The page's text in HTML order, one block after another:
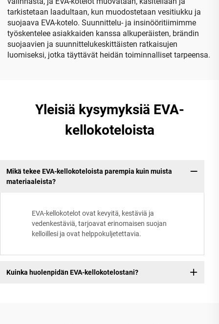
tarkistetaan laadultaan, kun muodostetaan vesitiukku ja
suojaava EVA-kotelo. Suunnittelu- ja insinööritiimimme
työskentelee asiakkaiden kanssa alkuperäisten, brändin
suojaavien ja suunnittelukeskittäisten ratkaisujen
luomiseksi, jotka täyttävät heidän toiminnalliset tarpeensa.
Yleisiä kysymyksiä EVA-
kellokoteloista
Mikä tekee EVA-kellokoteloista parempia kuin muista
materiaaleista?
EVA-kellokotelot ovat kevyitä, kestäviä ja
vedenkestäviä, tarjoavat erinomaisen suojan
kelloillesi ja ovat helppokuljetettavia.
Kuinka huolenpidän EVA-kellokotelostani?